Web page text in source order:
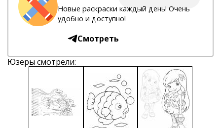
Новые раскраски каждый день! Очень
удобно и доступно!
Смотреть
Юзеры смотрели: